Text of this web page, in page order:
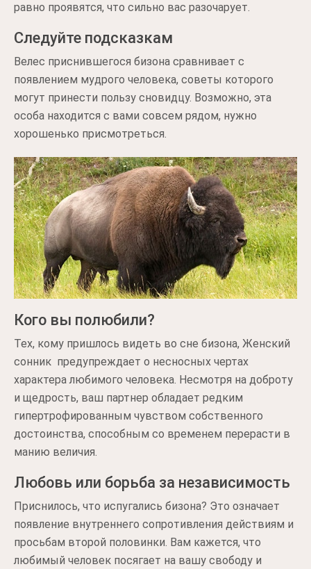
равно проявятся, что сильно вас разочарует.
Следуйте подсказкам
Велес приснившегося бизона сравнивает с
появлением мудрого человека, советы которого
могут принести пользу сновидцу. Возможно, эта
особа находится с вами совсем рядом, нужно
хорошенько присмотреться.
Кого вы полюбили?
Тех, кому пришлось видеть во сне бизона, Женский
сонник предупреждает о несносных чертах
характера любимого человека. Несмотря на доброту
и щедрость, ваш партнер обладает редким
гипертрофированным чувством собственного
достоинства, способным со временем перерасти в
манию величия.
Любовь или борьба за независимость
Приснилось, что испугались бизона? Это означает
появление внутреннего сопротивления действиям и
просьбам второй половинки. Вам кажется, что
любимый человек посягает на вашу свободу и